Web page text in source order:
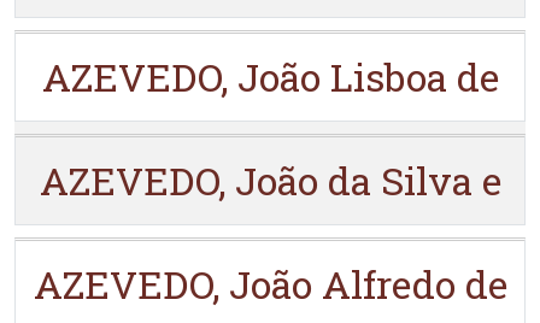
AZEVEDO, João Lisboa de
AZEVEDO, João da Silva e
AZEVEDO, João Alfredo de